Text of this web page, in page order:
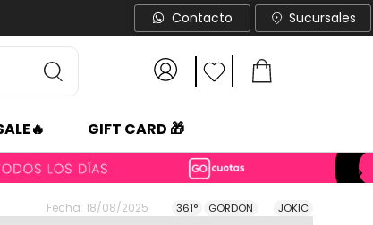
Contacto Sucursales
GIFT CARD 🎁
Fecha: 18/08/2025 JOKIC
GORDON
361°